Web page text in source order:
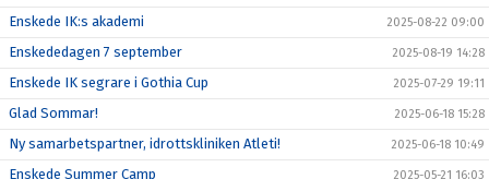
Enskede IK:s akademi 2025-08-22 09:00
Enskededagen 7 september 2025-08-19 14:28
Enskede IK segrare i Gothia Cup 2025-07-29 19:11
Glad Sommar! 2025-06-18 15:28
Ny samarbetspartner, idrottskliniken Atleti! 2025-06-18 10:49
Enskede Summer Camp 2025-05-21 16:03